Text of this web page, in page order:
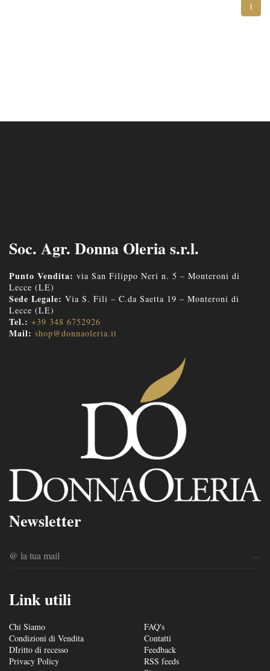
1
Soc. Agr. Donna Oleria s.r.l.
Punto Vendita: via San Filippo Neri n. 5 – Monteroni di
Lecce (LE)
Sede Legale: Via S. Fili – C.da Saetta 19 – Monteroni di
Lecce (LE)
Tel.: +39 348 6752926
Mail: shop@donnaoleria.it
Newsletter
Link utili
Chi Siamo
Condizioni di Vendita
DIritto di recesso
Privacy Policy
FAQ's
Contatti
Feedback
RSS feeds